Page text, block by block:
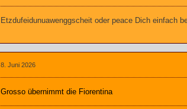
Etzdufeidunuawenggscheit oder peace Dich einfach
8. Juni 2026
Grosso übernimmt die Fiorentina